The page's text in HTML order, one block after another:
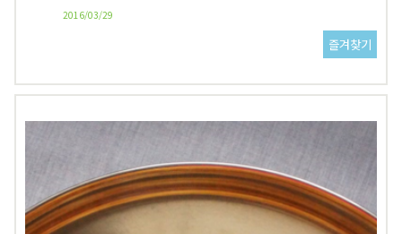
2016/03/29